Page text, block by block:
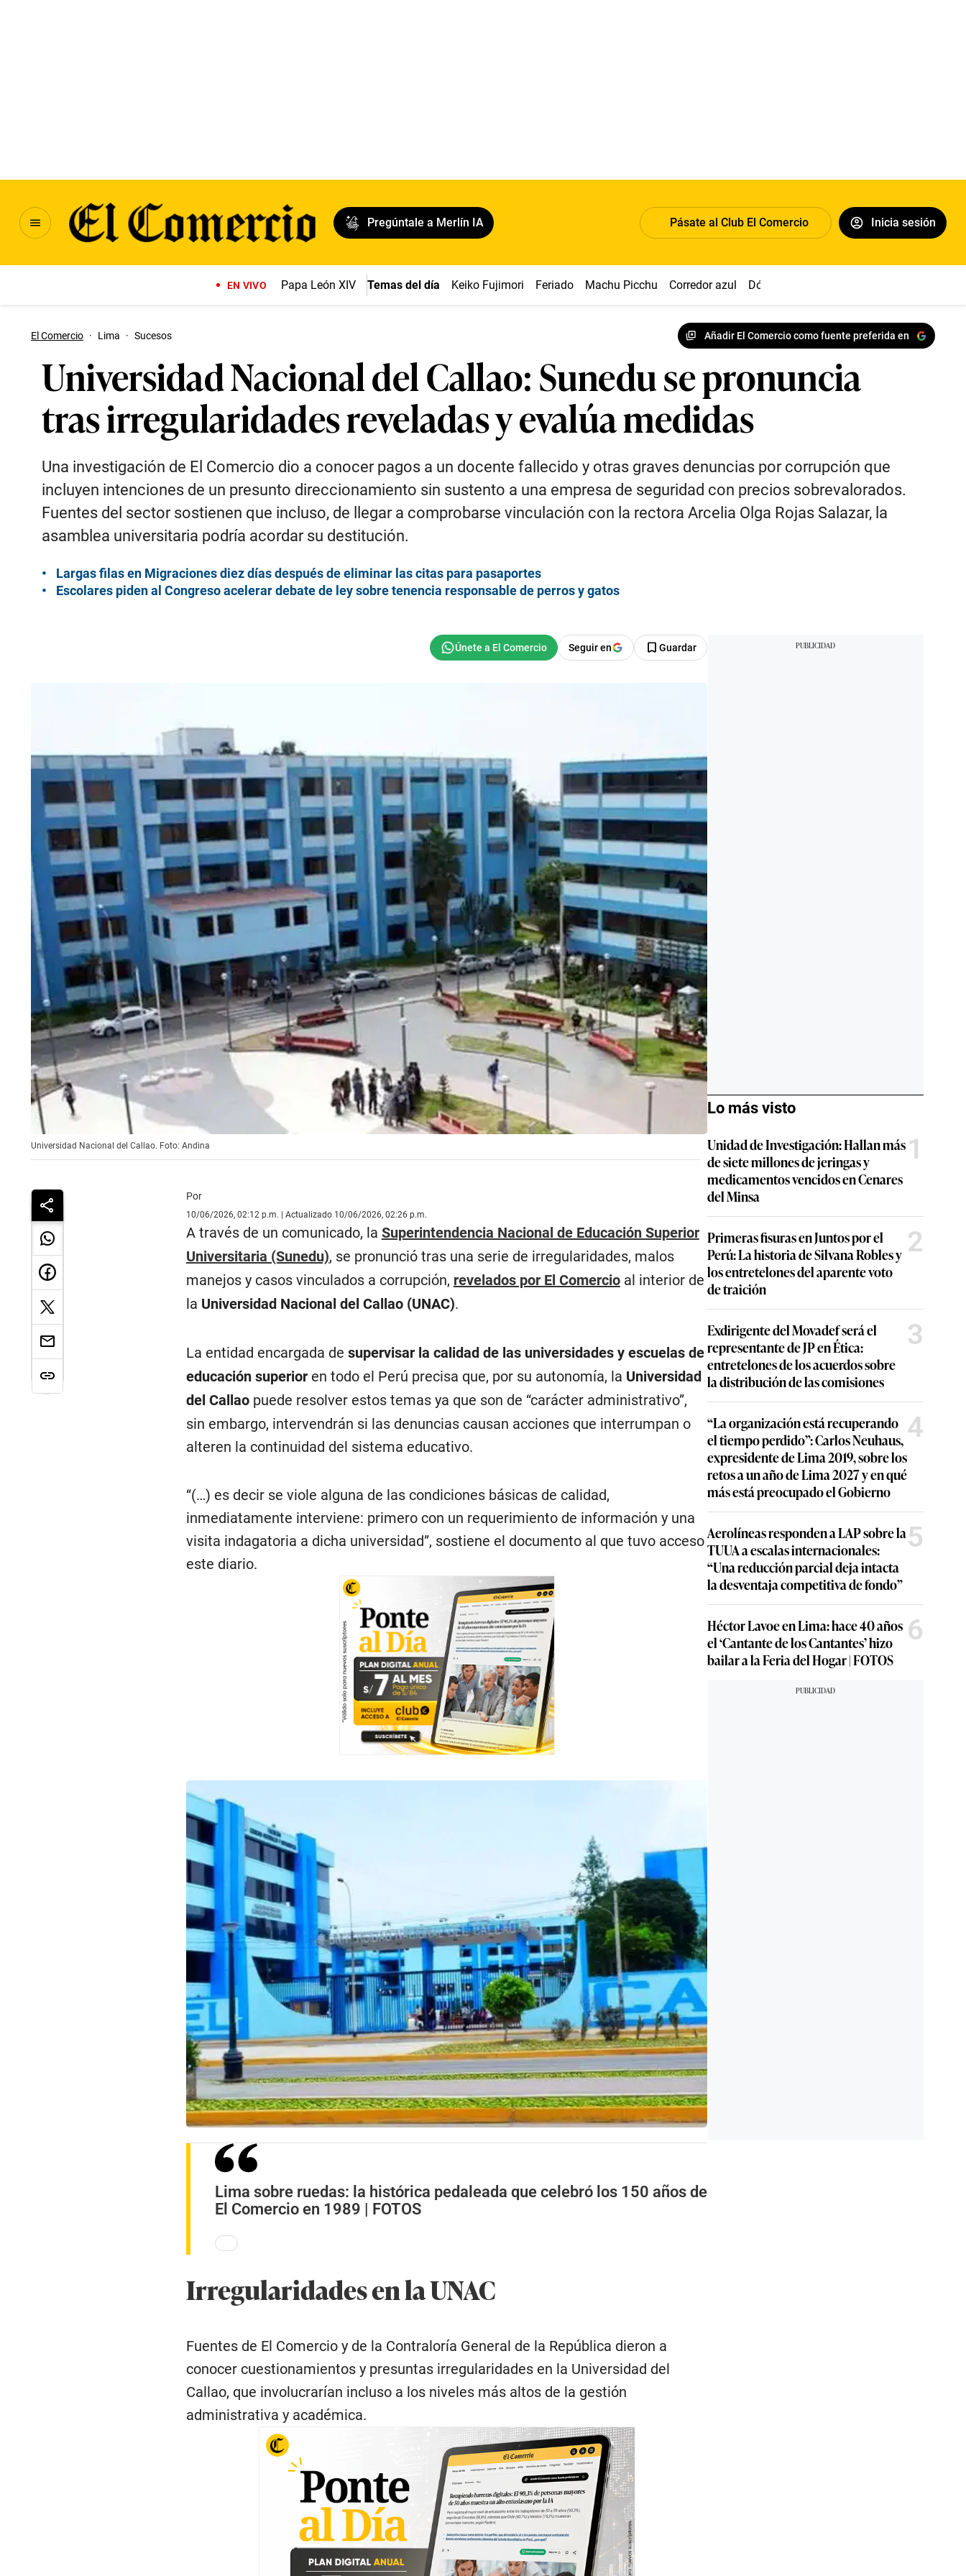
Pregúntale a Merlín IA Pásate al Club El Comercio Inicia sesión
EN VIVO Papa León XIV Temas del día Keiko Fujimori Feriado Machu Picchu Corredor azul Dólar
El Comercio · Lima · Sucesos Añadir El Comercio como fuente preferida en
Universidad Nacional del Callao: Sunedu se pronuncia
tras irregularidades reveladas y evalúa medidas
Una investigación de El Comercio dio a conocer pagos a un docente fallecido y otras graves denuncias por corrupción que
incluyen intenciones de un presunto direccionamiento sin sustento a una empresa de seguridad con precios sobrevalorados.
Fuentes del sector sostienen que incluso, de llegar a comprobarse vinculación con la rectora Arcelia Olga Rojas Salazar, la
asamblea universitaria podría acordar su destitución.
Largas filas en Migraciones diez días después de eliminar las citas para pasaportes
Escolares piden al Congreso acelerar debate de ley sobre tenencia responsable de perros y gatos
Seguir en Guardar
Universidad Nacional del Callao. Foto: Andina
Por
10/06/2026, 02:12 p.m. | Actualizado 10/06/2026, 02:26 p.m.
A través de un comunicado, la Superintendencia Nacional de Educación Superior
Universitaria (Sunedu), se pronunció tras una serie de irregularidades, malos
manejos y casos vinculados a corrupción, revelados por El Comercioal interior de
la Universidad Nacional del Callao (UNAC).
La entidad encargada de supervisar la calidad de las universidades y escuelas de
educación superioren todo el Perú precisa que, por su autonomía, la Universidad
del Callaopuede resolver estos temas ya que son de “carácter administrativo”,
sin embargo, intervendrán si las denuncias causan acciones que interrumpan o
alteren la continuidad del sistema educativo.
“(…) es decir se viole alguna de las condiciones básicas de calidad,
inmediatamente interviene: primero con un requerimiento de información y una
visita indagatoria a dicha universidad”, sostiene el documento al que tuvo acceso
este diario.
Lima sobre ruedas: la histórica pedaleada que celebró los 150 años de
El Comercio en 1989 | FOTOS
Irregularidades en la UNAC
Fuentes de El Comercio y de la Contraloría General de la República dieron a
conocer cuestionamientos y presuntas irregularidades en la Universidad del
Callao, que involucrarían incluso a los niveles más altos de la gestión
administrativa y académica.
Lo más visto
Unidad de Investigación: Hallan más
de siete millones de jeringas y
medicamentos vencidos en Cenares
del Minsa
1
Primeras fisuras en Juntos por el
Perú: La historia de Silvana Robles y
los entretelones del aparente voto
de traición
2
Exdirigente del Movadef será el
representante de JP en Ética:
entretelones de los acuerdos sobre
la distribución de las comisiones
3
“La organización está recuperando
el tiempo perdido”: Carlos Neuhaus,
expresidente de Lima 2019, sobre los
retos a un año de Lima 2027 y en qué
más está preocupado el Gobierno
4
Aerolíneas responden a LAP sobre la
TUUA a escalas internacionales:
“Una reducción parcial deja intacta
la desventaja competitiva de fondo”
5
Héctor Lavoe en Lima: hace 40 años
el ‘Cantante de los Cantantes’ hizo
bailar a la Feria del Hogar | FOTOS
6